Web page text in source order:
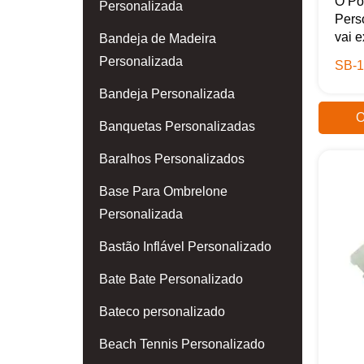
Personalizada
Bandeja de Madeira
Personalizada
Bandeja Personalizada
Banquetas Personalizadas
Baralhos Personalizados
Base Para Ombrelone
Personalizada
Bastão Inflável Personalizado
Bate Bate Personalizado
Bateco personalizado
Beach Tennis Personalizado
vai
SB-